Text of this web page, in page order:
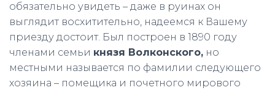
обязательно увидеть – даже в руинах он
выглядит восхитительно, надеемся к Вашему
приезду достоит. Был построен в 1890 году
членами семьи князя Волконского, но
местными называется по фамилии следующего
хозяина – помещика и почетного мирового